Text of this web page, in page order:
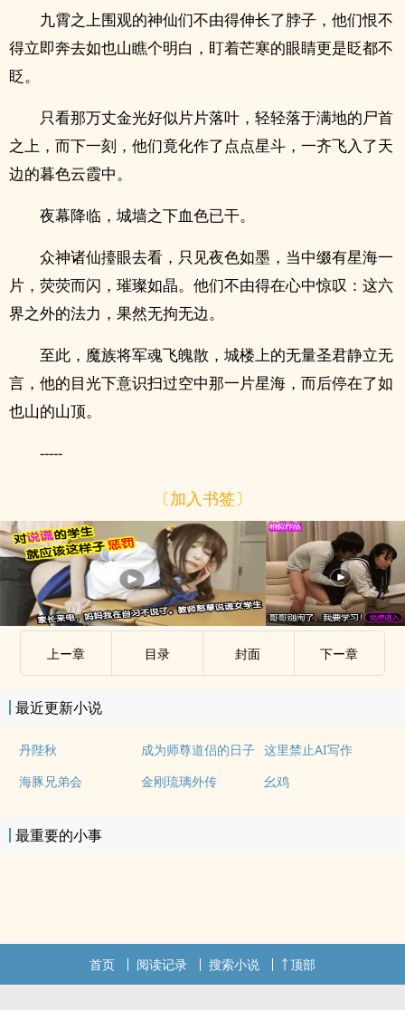
九霄之上围观的神仙们不由得伸长了脖子，他们恨不
得立即奔去如也山瞧个明白，盯着芒寒的眼睛更是眨都不
眨。
只看那万丈金光好似片片落叶，轻轻落于满地的尸首
之上，而下一刻，他们竟化作了点点星斗，一齐飞入了天
边的暮色云霞中。
夜幕降临，城墙之下血色已干。
众神诸仙擡眼去看，只见夜色如墨，当中缀有星海一
片，荧荧而闪，璀璨如晶。他们不由得在心中惊叹：这六
界之外的法力，果然无拘无边。
至此，魔族将军魂飞魄散，城楼上的无量圣君静立无
言，他的目光下意识扫过空中那一片星海，而后停在了如
也山的山顶。
-----
〔加入书签〕
.
上ー章 目录 封面 下ー章
最近更新小说
丹陛秋 成为师尊道侣的日子 这里禁止AI写作
海豚兄弟会
金刚琉璃外传 幺鸡
最重要的小事
首页 阅读记录 搜索小说 顶部